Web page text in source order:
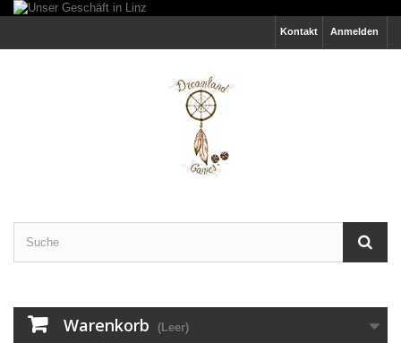
Anmelden
Kontakt
Warenkorb (Leer)